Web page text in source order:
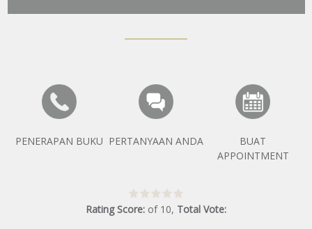
PENERAPAN BUKU PERTANYAAN ANDA
BUAT
APPOINTMENT
Rating Score: of 10, Total Vote: